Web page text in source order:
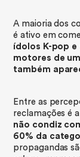
A maioria dos
é ativo em
ídolos K-pop
motores de
também
Entre as
reclamações é
não condiz
60% da
propagandas